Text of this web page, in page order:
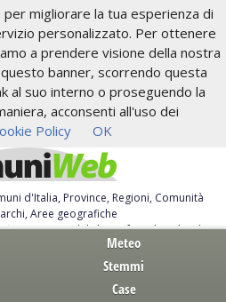
per migliorare la tua esperienza di
personalizzato. Per ottenere
a prendere visione della nostra
banner, scorrendo questa
al suo interno o proseguendo la
acconsenti all'uso dei
Policy OK
d'Italia, Province, Regioni, Comunità
Aree geografiche
moduli, leggi, free download
Meteo
Stemmi
Case